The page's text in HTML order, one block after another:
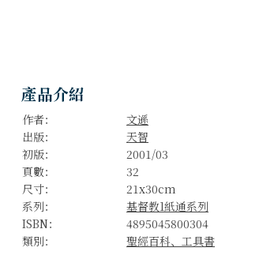
產品介紹
作者：
文遜
出版：
天智
初版：
2001/03
頁數：
32
尺寸：
21x30cm
系列：
基督教1紙通系列
ISBN：
4895045800304
類別：
聖經百科、工具書